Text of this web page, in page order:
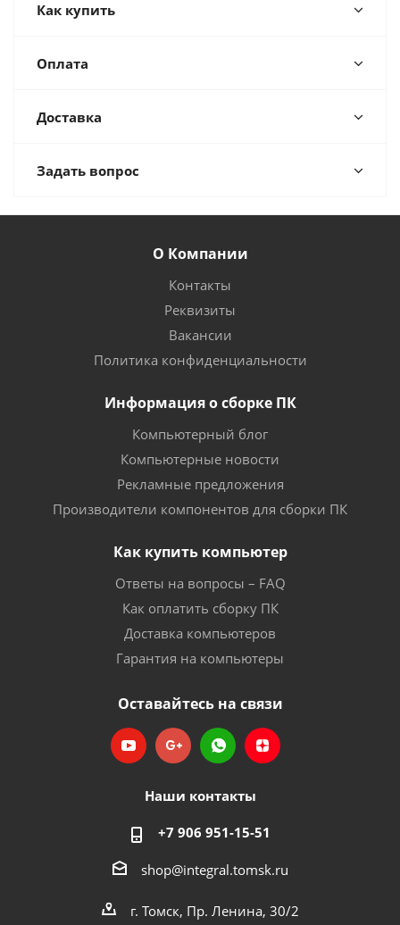
Как купить
Оплата
Доставка
Задать вопрос
О Компании
Контакты
Реквизиты
Вакансии
Политика конфиденциальности
Информация о сборке ПК
Компьютерный блог
Компьютерные новости
Рекламные предложения
Производители компонентов для сборки ПК
Как купить компьютер
Ответы на вопросы – FAQ
Как оплатить сборку ПК
Доставка компьютеров
Гарантия на компьютеры
Оставайтесь на связи
Наши контакты
+7 906 951-15-51
shop@integral.tomsk.ru
г. Томск, Пр. Ленина, 30/2